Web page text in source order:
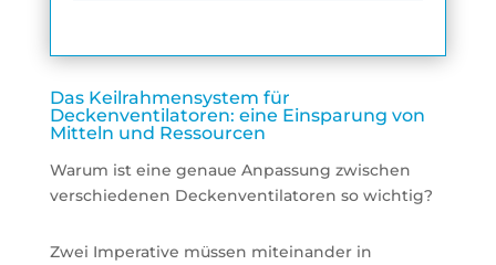
Das Keilrahmensystem für
Deckenventilatoren: eine Einsparung von
Mitteln und Ressourcen
Warum ist eine genaue Anpassung zwischen
verschiedenen Deckenventilatoren so wichtig?
Zwei Imperative müssen miteinander in